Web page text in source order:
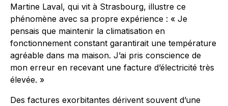
Martine Laval, qui vit à Strasbourg, illustre ce
phénomène avec sa propre expérience : « Je
pensais que maintenir la climatisation en
fonctionnement constant garantirait une température
agréable dans ma maison. J’ai pris conscience de
mon erreur en recevant une facture d’électricité très
élevée. »
Des factures exorbitantes dérivent souvent d’une